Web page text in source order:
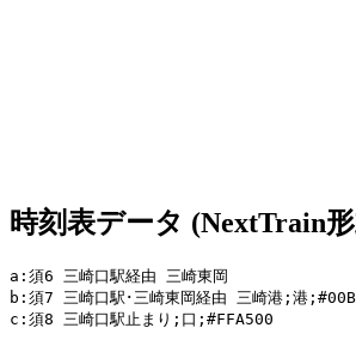
時刻表データ (NextTrain
a:須6 三崎口駅経由 三崎東岡
b:須7 三崎口駅･三崎東岡経由 三崎港;港
c:須8 三崎口駅止まり;口;#FFA500